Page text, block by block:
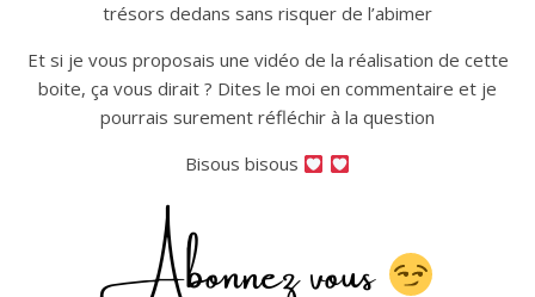
trésors dedans sans risquer de l’abimer
Et si je vous proposais une vidéo de la réalisation de cette
boite, ça vous dirait ? Dites le moi en commentaire et je
pourrais surement réfléchir à la question
Bisous bisous
Abonnez vous